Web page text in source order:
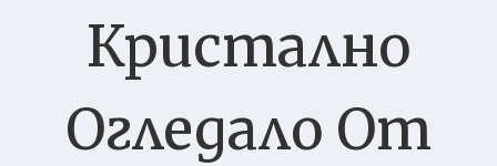
Кристално
Огледало От